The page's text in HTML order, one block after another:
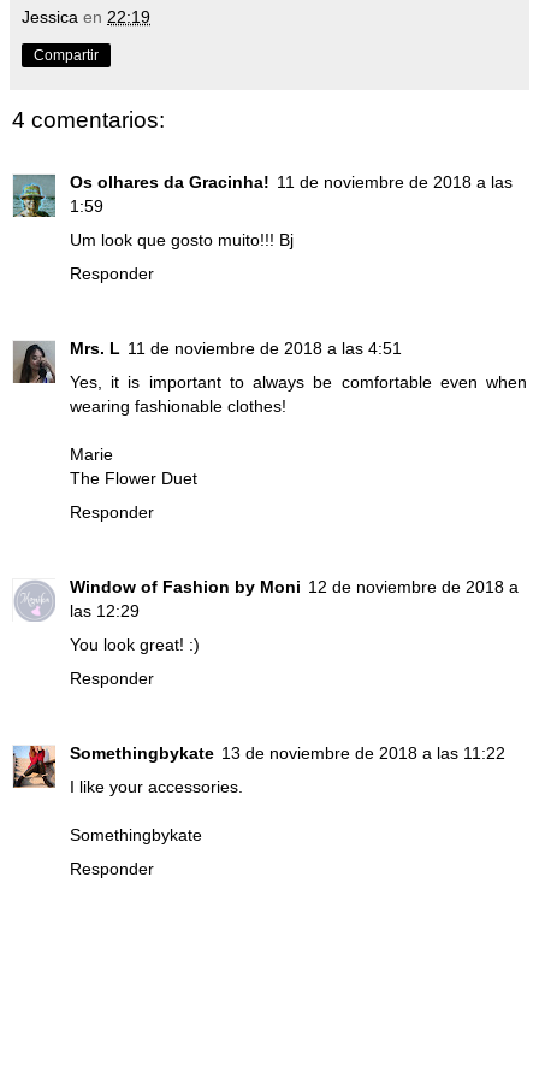
Jessica en 22:19
Compartir
4 comentarios:
Os olhares da Gracinha! 11 de noviembre de 2018 a las
1:59
Um look que gosto muito!!! Bj
Responder
Mrs. L 11 de noviembre de 2018 a las 4:51
Yes, it is important to always be comfortable even when
wearing fashionable clothes!
Marie
The Flower Duet
Responder
Window of Fashion by Moni 12 de noviembre de 2018 a
las 12:29
You look great! :)
Responder
Somethingbykate 13 de noviembre de 2018 a las 11:22
I like your accessories.
Somethingbykate
Responder